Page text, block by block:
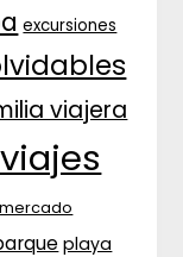
excursiones
viajera
mercado
playa